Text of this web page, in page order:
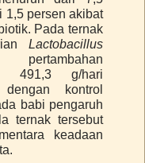
1,5 persen akibat
Pada ternak
Lactobacillus
pertambahan
491,3 g/hari
dengan kontrol
babi pengaruh
ternak tersebut
keadaan